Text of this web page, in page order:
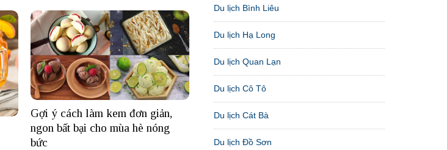
Gợi ý cách làm kem đơn giản,
ngon bất bại cho mùa hè nóng
bức
Du lịch Bình Liêu
Du lịch Hạ Long
Du lịch Quan Lạn
Du lịch Cô Tô
Du lịch Cát Bà
Du lịch Đồ Sơn